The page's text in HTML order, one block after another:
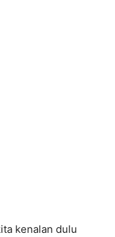
kenalan dulu